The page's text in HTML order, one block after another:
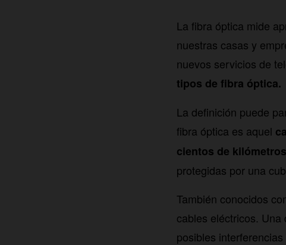
La fibra óptica mide
nuestras casas y
nuevos servicios de
tipos de fibra óptica.
La definición puede
fibra óptica es aquel
cientos de kilómetros
protegidas por una
También conocidos
cables eléctricos.
posibles